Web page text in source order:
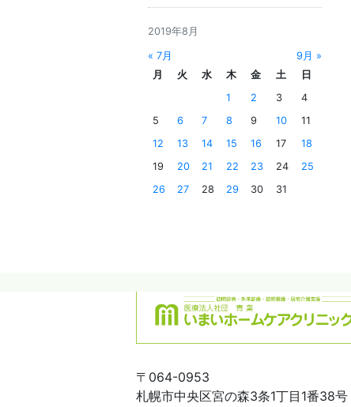
2019年8月
« 7月
9月 »
月
火 水 木 金 土
日
1
2 3
4
5
6 7 8 9 10
11
12
13 14 15 16 17
18
19
20 21 22 23 24
25
26
27 28 29 30 31
〒064-0953
札幌市中央区宮の森3条1丁目1番38号